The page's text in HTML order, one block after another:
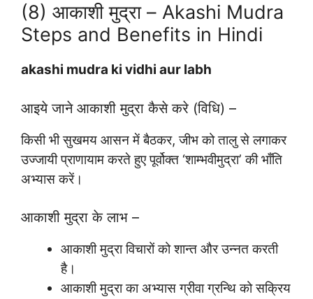
(8) आकाशी मुद्रा – Akashi Mudra
Steps and Benefits in Hindi
akashi mudra ki vidhi aur labh
आइये जाने आकाशी मुद्रा कैसे करे (विधि) –
किसी भी सुखमय आसन में बैठकर, जीभ को तालु से लगाकर
उज्जायी प्राणायाम करते हुए पूर्वोक्त ‘शाम्भवीमुद्रा’ की भाँति
अभ्यास करें।
आकाशी मुद्रा के लाभ –
आकाशी मुद्रा विचारों को शान्त और उन्नत करती
है।
आकाशी मुद्रा का अभ्यास ग्रीवा ग्रन्थि को सक्रिय